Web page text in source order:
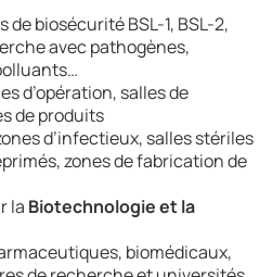
de biosécurité BSL-1, BSL-2,
avec pathogènes,
d’opération, salles de
de produits
d’infectieux, salles stériles
zones de fabrication de
la Biotechnologie et la
biomédicaux,